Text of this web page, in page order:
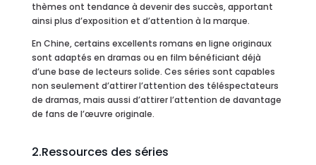
thèmes ont tendance à devenir des succès, apportant
ainsi plus d’exposition et d’attention à la marque.
En Chine, certains excellents romans en ligne originaux
sont adaptés en dramas ou en film bénéficiant déjà
d’une base de lecteurs solide. Ces séries sont capables
non seulement d’attirer l’attention des téléspectateurs
de dramas, mais aussi d’attirer l’attention de davantage
de fans de l’œuvre originale.
2.Ressources des séries